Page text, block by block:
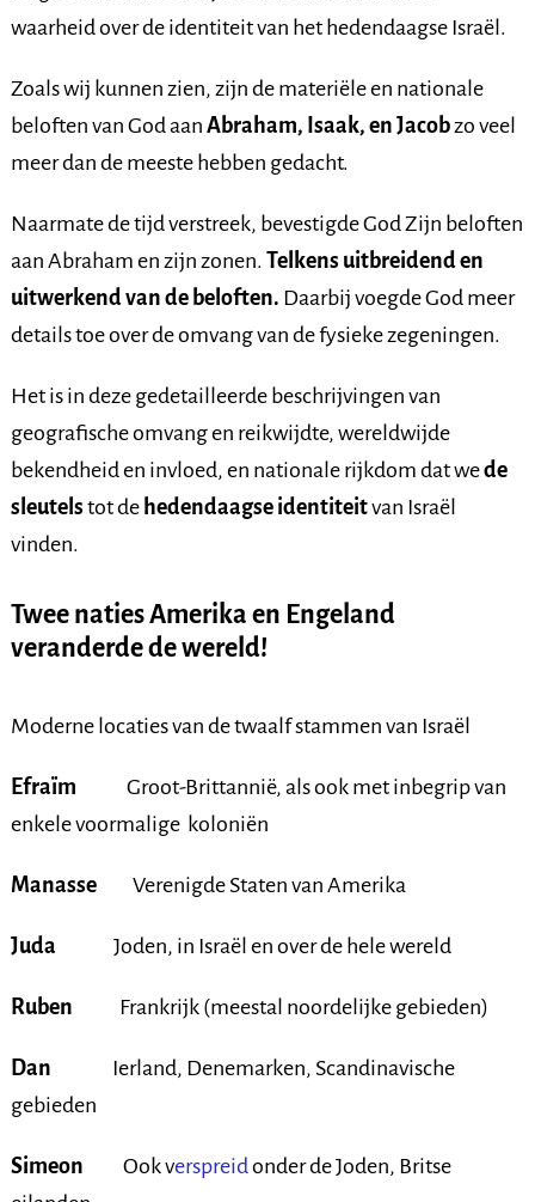
waarheid over de identiteit van het hedendaagse Israël.
Zoals wij kunnen zien, zijn de materiële en nationale
beloften van God aan Abraham, Isaak, en Jacobzo veel
meer dan de meeste hebben gedacht.
Naarmate de tijd verstreek, bevestigde God Zijn beloften
aan Abraham en zijn zonen. Telkens uitbreidend en
uitwerkend van de beloften. Daarbij voegde God meer
details toe over de omvang van de fysieke zegeningen.
Het is in deze gedetailleerde beschrijvingen van
geografische omvang en reikwijdte, wereldwijde
bekendheid en invloed, en nationale rijkdom dat wede
sleutels tot de hedendaagse identiteitvan Israël
vinden.
Twee naties Amerika en Engeland
veranderde de wereld!
Moderne locaties van de twaalf stammen van Israël
Efraïm Groot-Brittannië, als ook met inbegrip van
enkele voormalige koloniën
ManasseVerenigde Staten van Amerika
Juda Joden, in Israël en over de hele wereld
Ruben Frankrijk (meestal noordelijke gebieden)
Dan Ierland, Denemarken, Scandinavische
gebieden
Simeon Ook verspreidonder de Joden, Britse